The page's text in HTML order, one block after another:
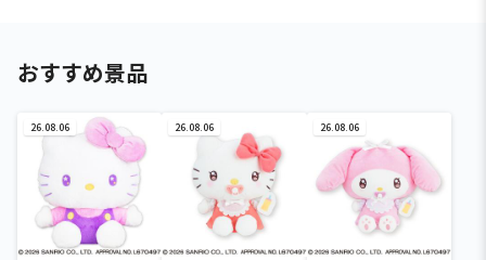
おすすめ景品
26.08.06 26.08.06 26.08.06